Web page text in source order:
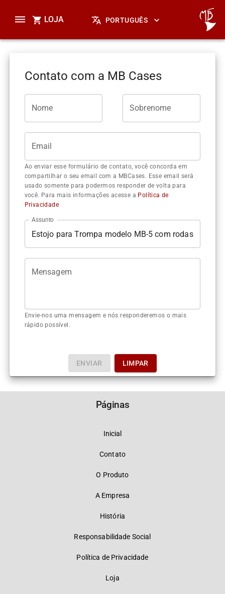
LOJA PORTUGUÊS
Contato com a MB Cases
Nome Sobrenome
Email
Ao enviar esse formulário de contato, você concorda em
compartilhar o seu email com a MBCases. Esse email será
usado somente para podermos responder de volta para
você. Para mais informações acesse a Política de
Privacidade
Assunto
Mensagem
Envie-nos uma mensagem e nós responderemos o mais
rápido possível.
ENVIAR LIMPAR
Páginas
Inicial
Contato
O Produto
A Empresa
História
Responsabilidade Social
Política de Privacidade
Loja